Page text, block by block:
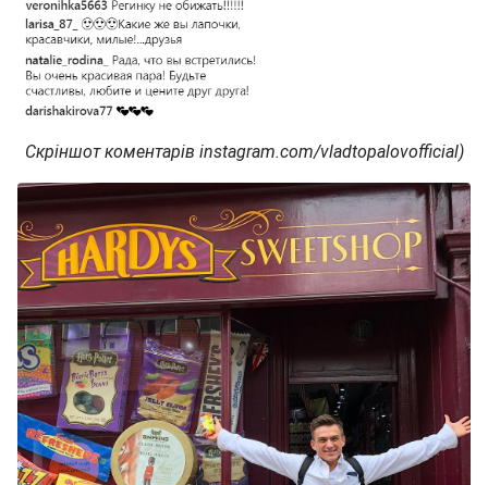
Скріншот коментарів instagram.com/vladtopalovofficial)